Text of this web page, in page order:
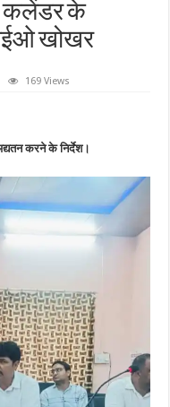
कलेंडर के
खोखर
169 Views
करने के निर्देश।